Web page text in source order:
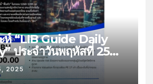
ห์ “LIB Guide Daily
ประจำวันพฤหัสที่ 25
หัวข้อ “ติดตามยอด
”
2025